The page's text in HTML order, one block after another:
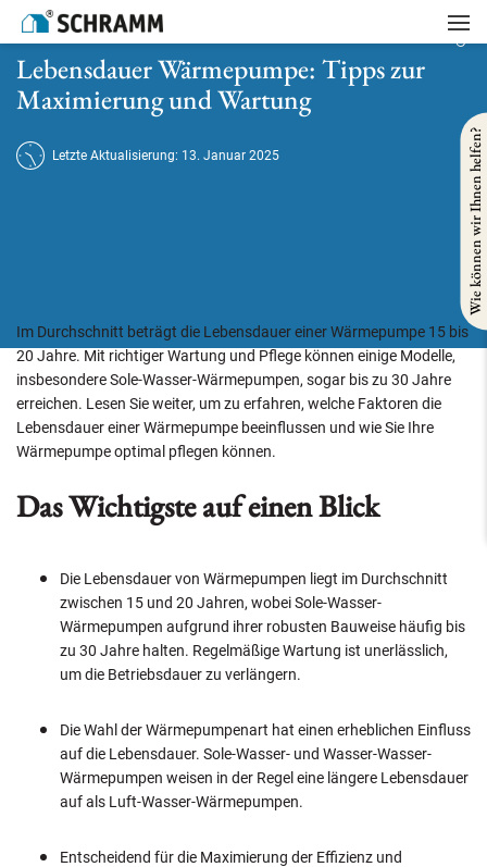
Startseite
Lebensdauer Wärmepumpe: Tipps zur Maximierung und Wartung
Lebensdauer Wärmepumpe: Tipps zur
Maximierung und Wartung
Letzte Aktualisierung: 13. Januar 2025
Im Durchschnitt beträgt die Lebensdauer einer Wärmepumpe 15 bis
20 Jahre. Mit richtiger Wartung und Pflege können einige Modelle,
insbesondere Sole-Wasser-Wärmepumpen, sogar bis zu 30 Jahre
erreichen. Lesen Sie weiter, um zu erfahren, welche Faktoren die
Lebensdauer einer Wärmepumpe beeinflussen und wie Sie Ihre
Wärmepumpe optimal pflegen können.
Das Wichtigste auf einen Blick
Die Lebensdauer von Wärmepumpen liegt im Durchschnitt
zwischen 15 und 20 Jahren, wobei Sole-Wasser-
Wärmepumpen aufgrund ihrer robusten Bauweise häufig bis
zu 30 Jahre halten. Regelmäßige Wartung ist unerlässlich,
um die Betriebsdauer zu verlängern.
Die Wahl der Wärmepumpenart hat einen erheblichen Einfluss
auf die Lebensdauer. Sole-Wasser- und Wasser-Wasser-
Wärmepumpen weisen in der Regel eine längere Lebensdauer
auf als Luft-Wasser-Wärmepumpen.
Entscheidend für die Maximierung der Effizienz und
Wie können wir Ihnen helfen?